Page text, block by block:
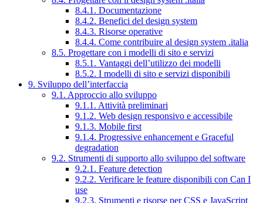
8.4.1. Documentazione
8.4.2. Benefici del design system
8.4.3. Risorse operative
8.4.4. Come contribuire al design system .italia
8.5. Progettare con i modelli di sito e servizi
8.5.1. Vantaggi dell’utilizzo dei modelli
8.5.2. I modelli di sito e servizi disponibili
9. Sviluppo dell’interfaccia
9.1. Approccio allo sviluppo
9.1.1. Attività preliminari
9.1.2. Web design responsivo e accessibile
9.1.3. Mobile first
9.1.4. Progressive enhancement e Graceful
degradation
9.2. Strumenti di supporto allo sviluppo del software
9.2.1. Feature detection
9.2.2. Verificare le feature disponibili con Can I
use
9.2.3. Strumenti e risorse per CSS e JavaScript